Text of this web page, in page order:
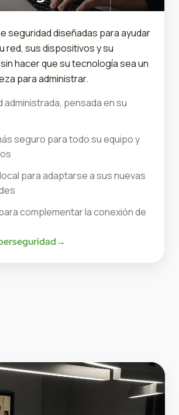
seguridad diseñadas para ayudar
red, sus dispositivos y su
hacer que su tecnología sea un
para administrar.
administrada, pensada en su
seguro para todo su equipo y
para adaptarse a sus nuevas
complementar la conexión de
→